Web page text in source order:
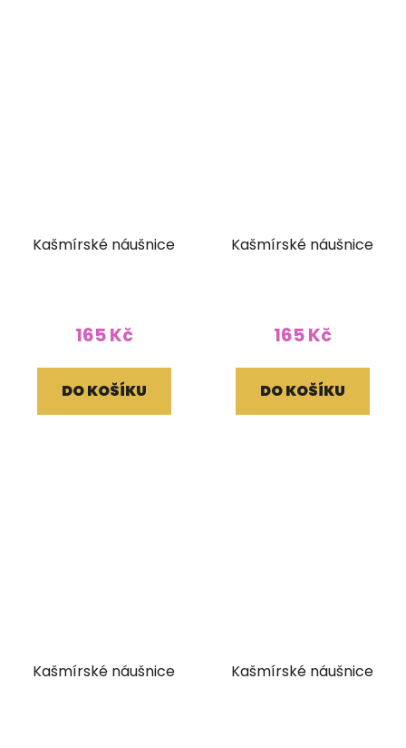
Kašmírské náušnice
165 Kč
DO KOŠÍKU
Kašmírské náušnice
165 Kč
DO KOŠÍKU
Kašmírské náušnice Kašmírské náušnice